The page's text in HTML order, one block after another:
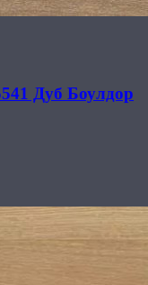
Дуб Боулдор